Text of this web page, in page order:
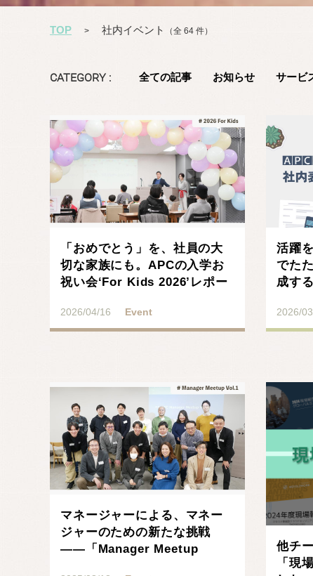
TOP > 社内イベント （全 64 件）
CATEGORY : 全ての記事 お知らせ サービ
「おめでとう」を、社員の大
切な家族にも。APCの入学お
祝い会‘For Kids 2026’レポー
2026/04/16 Event
活躍
でた
成す
2026/
マネージャーによる、マネー
ジャーのための新たな挑戦
——「Manager Meetup
他チ
「現